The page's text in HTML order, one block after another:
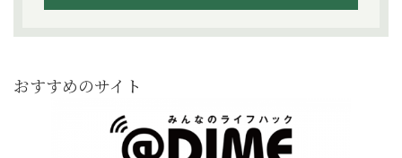
おすすめのサイト